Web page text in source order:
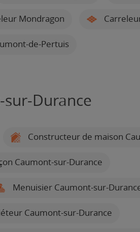
Mondragon
de-Pertuis
Durance
Constructeur de maison
Caumont-sur-Durance
Menuisier Caumont-sur-
Caumont-sur-Durance